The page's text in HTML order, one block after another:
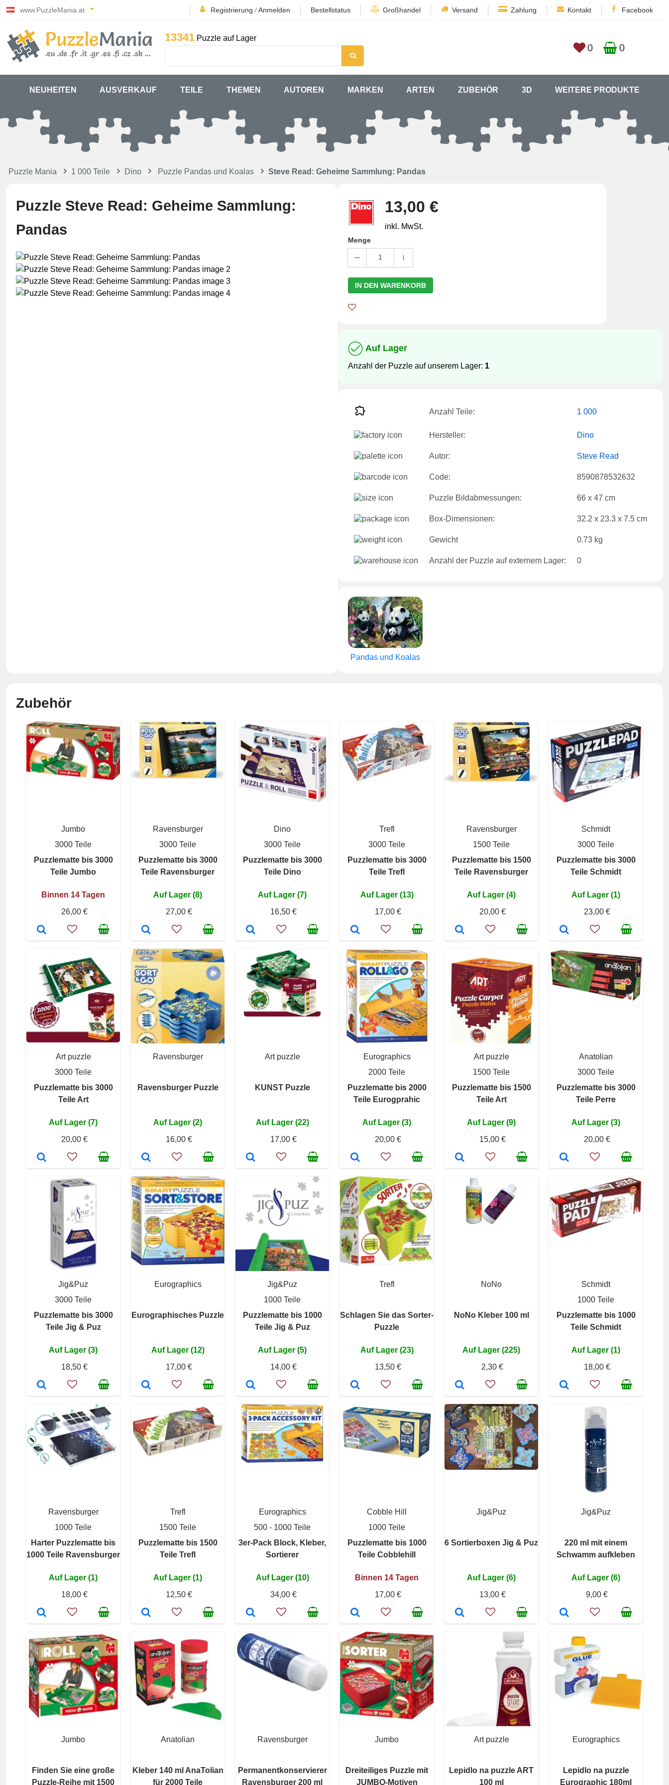
www.PuzzleMania.at Registrierung /Anmelden Bestellstatus Großhandel Versand Zahlung Kontakt Facebook
13341 Puzzle auf Lager
0 0
NEUHEITEN AUSVERKAUF TEILE THEMEN AUTOREN MARKEN ARTEN ZUBEHÖR 3D WEITERE PRODUKTE
Puzzle Mania 1 000 Teile Dino Puzzle Pandas und Koalas Steve Read: Geheime Sammlung: Pandas
Puzzle Steve Read: Geheime Sammlung:
Pandas
13,00 €
inkl. MwSt.
Menge
1
IN DEN WARENKORB
Auf Lager
Anzahl der Puzzle auf unserem Lager: 1
Anzahl Teile: 1 000
Hersteller: Dino
Autor: Steve Read
Code: 8590878532632
Puzzle Bildabmessungen: 66 x 47 cm
Box-Dimensionen: 32.2 x 23.3 x 7.5 cm
Gewicht 0.73 kg
Anzahl der Puzzle auf externem Lager: 0
Pandas und Koalas
Zubehör
Jumbo
3000 Teile
Puzzlematte bis 3000
Teile Jumbo
Binnen 14 Tagen
26,00 €
Ravensburger
3000 Teile
Puzzlematte bis 3000
Teile Ravensburger
Auf Lager (8)
27,00 €
Dino
3000 Teile
Puzzlematte bis 3000
Teile Dino
Auf Lager (7)
16,50 €
Trefl
3000 Teile
Puzzlematte bis 3000
Teile Trefl
Auf Lager (13)
17,00 €
Ravensburger
1500 Teile
Puzzlematte bis 1500
Teile Ravensburger
Auf Lager (4)
20,00 €
Schmidt
3000 Teile
Puzzlematte bis 3000
Teile Schmidt
Auf Lager (1)
23,00 €
Art puzzle
3000 Teile
Puzzlematte bis 3000
Teile Art
Auf Lager (7)
20,00 €
Ravensburger
Ravensburger Puzzle
Auf Lager (2)
16,00 €
Art puzzle
KUNST Puzzle
Auf Lager (22)
17,00 €
Eurographics
2000 Teile
Puzzlematte bis 2000
Teile Eurogprahic
Auf Lager (3)
20,00 €
Art puzzle
1500 Teile
Puzzlematte bis 1500
Teile Art
Auf Lager (9)
15,00 €
Anatolian
3000 Teile
Puzzlematte bis 3000
Teile Perre
Auf Lager (3)
20,00 €
Jig&Puz
3000 Teile
Puzzlematte bis 3000
Teile Jig & Puz
Auf Lager (3)
18,50 €
Eurographics
Eurographisches Puzzle
Auf Lager (12)
17,00 €
Jig&Puz
1000 Teile
Puzzlematte bis 1000
Teile Jig & Puz
Auf Lager (5)
14,00 €
Trefl
Schlagen Sie das Sorter-
Puzzle
Auf Lager (23)
13,50 €
NoNo
NoNo Kleber 100 ml
Auf Lager (225)
2,30 €
Schmidt
1000 Teile
Puzzlematte bis 1000
Teile Schmidt
Auf Lager (1)
18,00 €
Ravensburger
1000 Teile
Harter Puzzlematte bis
1000 Teile Ravensburger
Auf Lager (1)
18,00 €
Trefl
1500 Teile
Puzzlematte bis 1500
Teile Trefl
Auf Lager (1)
12,50 €
Eurographics
500 - 1000 Teile
3er-Pack Block, Kleber,
Sortierer
Auf Lager (10)
34,00 €
Cobble Hill
1000 Teile
Puzzlematte bis 1000
Teile Cobblehill
Binnen 14 Tagen
17,00 €
Jig&Puz
6 Sortierboxen Jig & Puz
Auf Lager (6)
13,00 €
Jig&Puz
220 ml mit einem
Schwamm aufkleben
Auf Lager (6)
9,00 €
Jumbo
Finden Sie eine große
Puzzle-Reihe mit 1500
Anatolian
Kleber 140 ml AnaTolian
für 2000 Teile
Ravensburger
Permanentkonservierer
Ravensburger 200 ml
Jumbo
Dreiteiliges Puzzle mit
JUMBO-Motiven
Art puzzle
Lepidlo na puzzle ART
100 ml
Eurographics
Lepidlo na puzzle
Eurographic 180ml